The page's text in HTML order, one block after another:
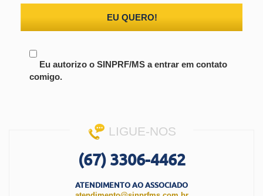
EU QUERO!
Eu autorizo o SINPRF/MS a entrar em contato
comigo.
LIGUE-NOS
(67) 3306-4462
ATENDIMENTO AO ASSOCIADO